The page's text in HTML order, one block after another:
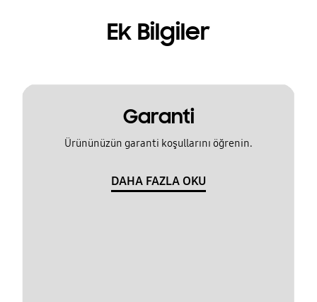
Ek Bilgiler
Garanti
Ürününüzün garanti koşullarını öğrenin.
DAHA FAZLA OKU